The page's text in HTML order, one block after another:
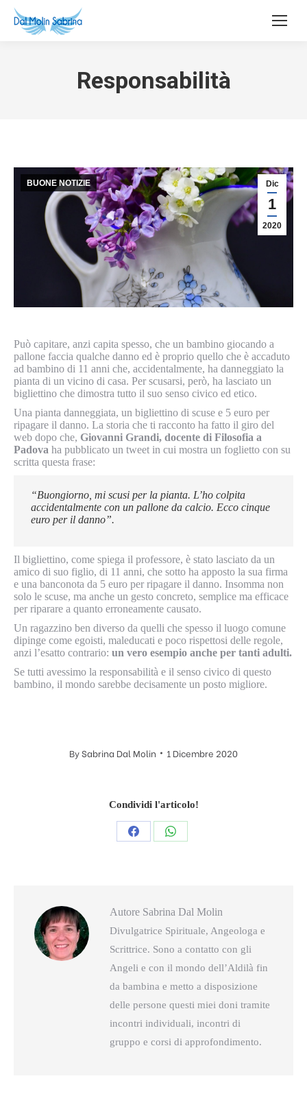
Responsabilità
Dic
1
2020
BUONE NOTIZIE
Può capitare, anzi capita spesso, che un bambino giocando a
pallone faccia qualche danno ed è proprio quello che è accaduto
ad bambino di 11 anni che, accidentalmente, ha danneggiato la
pianta di un vicino di casa. Per scusarsi, però, ha lasciato un
bigliettino che dimostra tutto il suo senso civico ed etico.
Una pianta danneggiata, un bigliettino di scuse e 5 euro per
ripagare il danno. La storia che ti racconto ha fatto il giro del
web dopo che, Giovanni Grandi, docente di Filosofia a
Padova ha pubblicato un tweet in cui mostra un foglietto con su
scritta questa frase:
“Buongiorno, mi scusi per la pianta. L’ho colpita
accidentalmente con un pallone da calcio. Ecco cinque
euro per il danno”.
Il bigliettino, come spiega il professore, è stato lasciato da un
amico di suo figlio, di 11 anni, che sotto ha apposto la sua firma
e una banconota da 5 euro per ripagare il danno. Insomma non
solo le scuse, ma anche un gesto concreto, semplice ma efficace
per riparare a quanto erroneamente causato.
Un ragazzino ben diverso da quelli che spesso il luogo comune
dipinge come egoisti, maleducati e poco rispettosi delle regole,
anzi l’esatto contrario: un vero esempio anche per tanti adulti.
Se tutti avessimo la responsabilità e il senso civico di questo
bambino, il mondo sarebbe decisamente un posto migliore.
BySabrina Dal Molin 1 Dicembre 2020
Condividi l'articolo!
CondividiCondividi
Autore Sabrina Dal Molin
Divulgatrice Spirituale, Angeologa e
Scrittrice. Sono a contatto con gli
Angeli e con il mondo dell’Aldilà fin
da bambina e metto a disposizione
delle persone questi miei doni tramite
incontri individuali, incontri di
gruppo e corsi di approfondimento.